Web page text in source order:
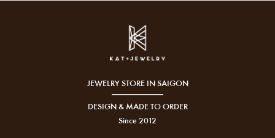
JEWELRY STORE IN SAIGON
DESIGN & MADE TO ORDER
Since 2012